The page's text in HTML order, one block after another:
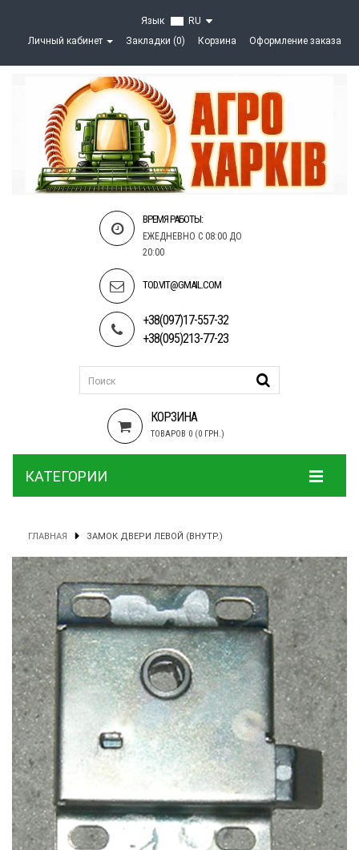
Язык
RU
Личный кабинет
Закладки (0) Корзина Оформление заказа
ВРЕМЯ РАБОТЫ:
ЕЖЕДНЕВНО С 08:00 ДО
20:00
TOD.VIT@GMAIL.COM
+38(097)17-557-32
+38(095)213-77-23
КОРЗИНА
ТОВАРОВ 0 (0 ГРН.)
КАТЕГОРИИ
ГЛАВНАЯ ЗАМОК ДВЕРИ ЛЕВОЙ (ВНУТР.)